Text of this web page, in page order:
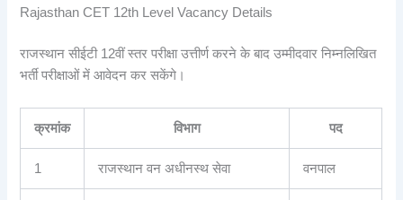
Rajasthan CET 12th Level Vacancy Details
राजस्थान सीईटी 12वीं स्तर परीक्षा उत्तीर्ण करने के बाद उम्मीदवार निम्नलिखित
भर्ती परीक्षाओं में आवेदन कर सकेंगे।
क्रमांक विभाग पद
1 राजस्थान वन अधीनस्थ सेवा वनपाल